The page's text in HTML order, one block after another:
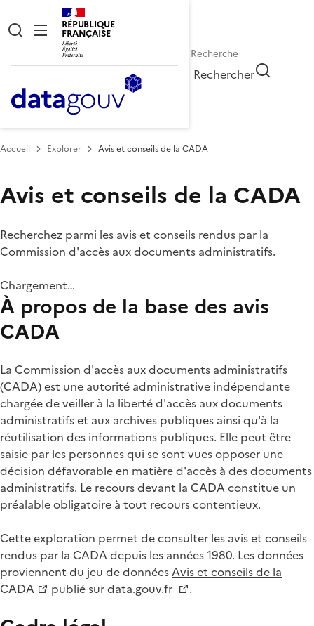
RÉPUBLIQUE
FRANÇAISE
Rechercher
Accueil Explorer Avis et conseils de la CADA
Avis et conseils de la CADA
Recherchez parmi les avis et conseils rendus par la
Commission d'accès aux documents administratifs.
Chargement…
À propos de la base des avis
CADA
La Commission d'accès aux documents administratifs
(CADA) est une autorité administrative indépendante
chargée de veiller à la liberté d'accès aux documents
administratifs et aux archives publiques ainsi qu'à la
réutilisation des informations publiques. Elle peut être
saisie par les personnes qui se sont vues opposer une
décision défavorable en matière d'accès à des documents
administratifs. Le recours devant la CADA constitue un
préalable obligatoire à tout recours contentieux.
Cette exploration permet de consulter les avis et conseils
rendus par la CADA depuis les années 1980. Les données
proviennent du jeu de donnéesAvis et conseils de la
CADA
publié surdata.gouv.fr .